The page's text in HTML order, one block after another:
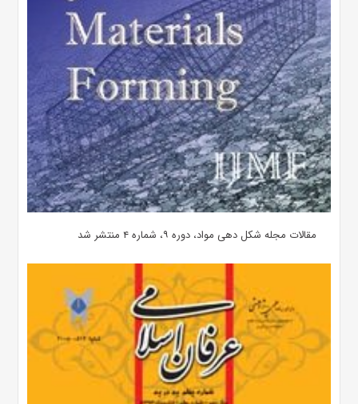
مقالات مجله شکل دهی مواد، دوره ۹، شماره ۴ منتشر شد